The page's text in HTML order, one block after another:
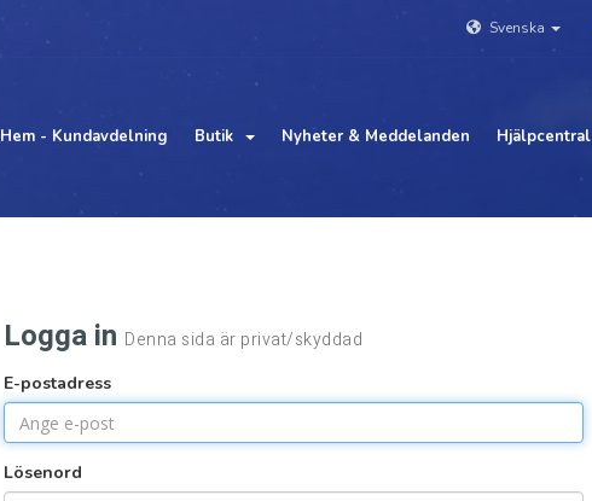
Svenska
Hem - Kundavdelning Butik Nyheter & Meddelanden Hjälpcentral
Logga in Denna sida är privat/skyddad
E-postadress
Lösenord